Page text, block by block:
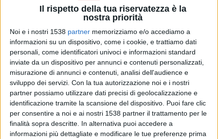
Il rispetto della tua riservatezza è la
nostra priorità
Noi e i nostri 1538 partner memorizziamo e/o accediamo a
informazioni su un dispositivo, come i cookie, e trattiamo dati
personali, come identificatori univoci e informazioni standard
inviate da un dispositivo per annunci e contenuti personalizzati,
misurazione di annunci e contenuti, analisi dell'audience e
sviluppo dei servizi. Con la tua autorizzazione noi e i nostri
partner possiamo utilizzare dati precisi di geolocalizzazione e
identificazione tramite la scansione del dispositivo. Puoi fare clic
per consentire a noi e ai nostri 1538 partner il trattamento per le
finalità sopra descritte. In alternativa puoi accedere a
informazioni più dettagliate e modificare le tue preferenze prima
all’interno di Oxy.gen.
Inaugura questo ciclo di camminate peripatetiche
l’incontro del 11 aprile conMarco Albino Ferrari,
scrittore e giornalista, direttore della Rivista Meridiani
Montagne, eCristina Palomba , editor, curatrice della
collana Passi per la casa editrice Ponte alle Grazie.
L’incontro, dal titolo Vivere la Wilderness, propone
riflessioni e letture sulla natura selvaggia,